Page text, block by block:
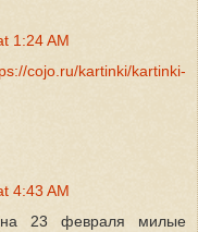
1:24 AM
cojo.ru/kartinki/kartinki-
4:43 AM
на 23 февраля милые